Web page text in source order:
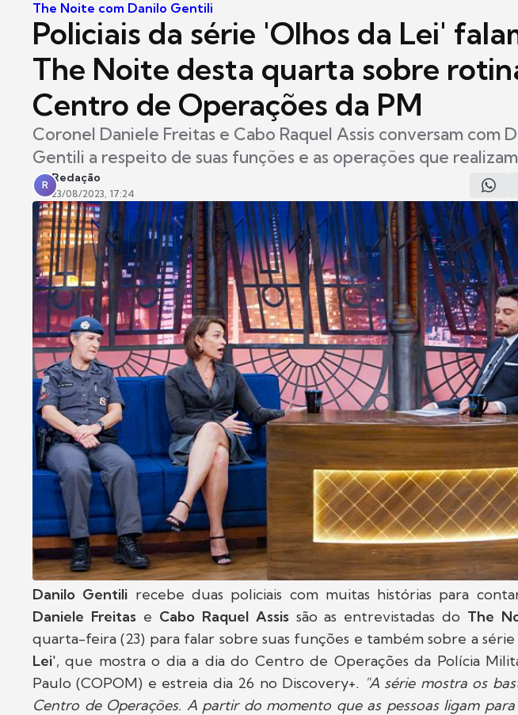
The Noite com Danilo Gentili
Policiais da série 'Olhos da Lei'
The Noite desta quarta sobre
Centro de Operações da PM
Coronel Daniele Freitas e Cabo Raquel Assis conversam com
Gentili a respeito de suas funções e as operações que realizam
R
Redação
23/08/2023, 17:24
Danilo Gentili recebe duas policiais com muitas histórias para
Daniele Freitase Cabo Raquel Assissão as entrevistadas do The
quarta-feira (23) para falar sobre suas funções e também sobre a
Lei', que mostra o dia a dia do Centro de Operações da Polícia
Paulo (COPOM) e estreia dia 26 no Discovery+. "A série mostra os
Centro de Operações. A partir do momento que as pessoas ligam para